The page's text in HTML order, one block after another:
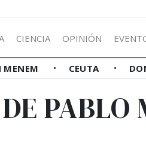
CIENCIA OPINIÓN
MENEM CEUTA
PABLO